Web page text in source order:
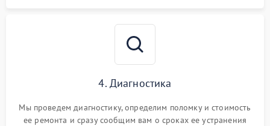
4. Диагностика
Мы проведем диагностику, определим поломку и стоимость
ее ремонта и сразу сообщим вам о сроках ее устранения